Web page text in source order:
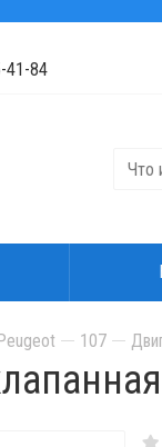
41-84
107